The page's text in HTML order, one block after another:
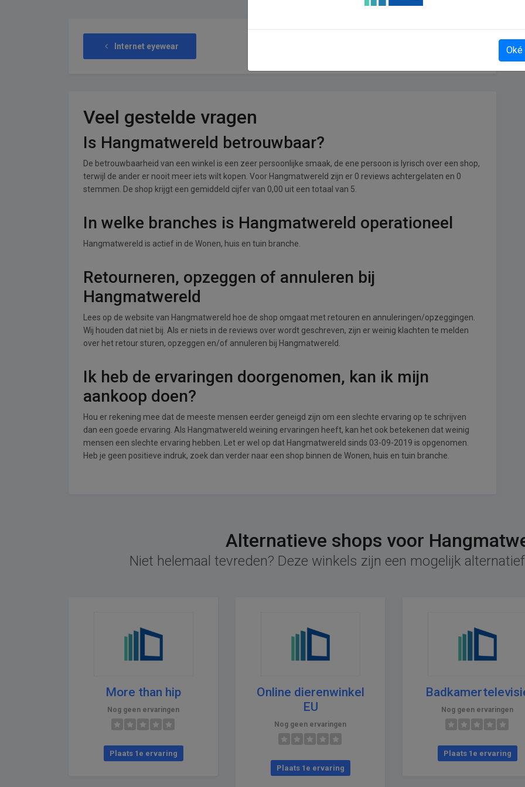
Internet eyewear
Veel gestelde vragen
Is Hangmatwereld betrouwbaar?
De betrouwbaarheid van een winkel is een zeer persoonlijke smaak, de ene persoon is lyrisch over een shop,
terwijl de ander er nooit meer iets wilt kopen. Voor Hangmatwereld zijn er 0 reviews achtergelaten en 0
stemmen. De shop krijgt een gemiddeld cijfer van 0,00 uit een totaal van 5.
In welke branches is Hangmatwereld operationeel
Hangmatwereld is actief in de Wonen, huis en tuin branche.
Retourneren, opzeggen of annuleren bij
Hangmatwereld
Lees op de website van Hangmatwereld hoe de shop omgaat met retouren en annuleringen/opzeggingen.
Wij houden dat niet bij. Als er niets in de reviews over wordt geschreven, zijn er weinig klachten te melden
over het retour sturen, opzeggen en/of annuleren bij Hangmatwereld.
Ik heb de ervaringen doorgenomen, kan ik mijn
aankoop doen?
Hou er rekening mee dat de meeste mensen eerder geneigd zijn om een slechte ervaring op te schrijven
dan een goede ervaring. Als Hangmatwereld weining ervaringen heeft, kan het ook betekenen dat weinig
mensen een slechte ervaring hebben. Let er wel op dat Hangmatwereld sinds 03-09-2019 is opgenomen.
Heb je geen positieve indruk, zoek dan verder naar een shop binnen de Wonen, huis en tuin branche.
Alternatieve shops voor
Niet helemaal tevreden? Deze winkels zijn een mogelijk
More than hip
Nog geen ervaringen
Plaats 1e ervaring
Online dierenwinkel
EU
Nog geen ervaringen
Plaats 1e ervaring
Nog geen ervaringen
Plaats 1e ervaring
Oké